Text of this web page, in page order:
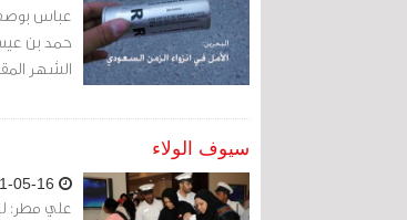
عباس
حمد بن
الشهر
سيوف الولاء
علي مطر: